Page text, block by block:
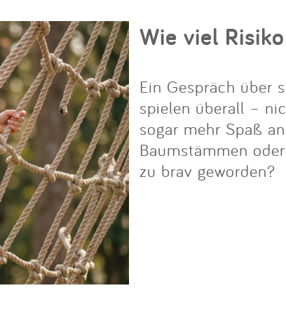
Wie viel
Ein Gespräch über
spielen überall –
sogar mehr Spaß
Baumstämmen
zu brav geworden?